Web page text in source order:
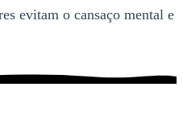
evitam o cansaço mental e